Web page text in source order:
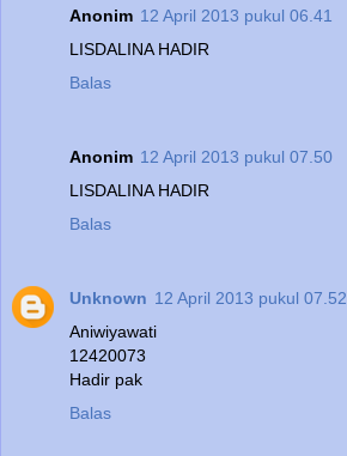
Anonim 12 April 2013 pukul 06.41
LISDALINA HADIR
Balas
Anonim 12 April 2013 pukul 07.50
LISDALINA HADIR
Balas
Unknown 12 April 2013 pukul 07.52
Aniwiyawati
12420073
Hadir pak
Balas